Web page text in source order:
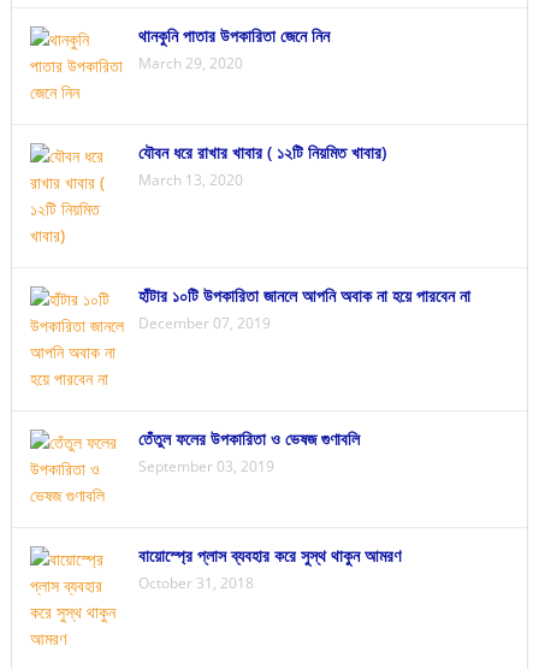
থানকুনি পাতার উপকারিতা জেনে নিন
March 29, 2020
যৌবন ধরে রাখার খাবার ( ১২টি নিয়মিত খাবার)
March 13, 2020
হাঁটার ১০টি উপকারিতা জানলে আপনি অবাক না হয়ে পারবেন না
December 07, 2019
তেঁতুল ফলের উপকারিতা ও ভেষজ গুণাবলি
September 03, 2019
বায়োস্প্রে প্লাস ব্যবহার করে সুস্থ থাকুন আমরণ
October 31, 2018